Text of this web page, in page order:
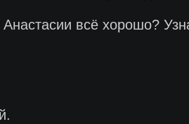
всё хорошо?